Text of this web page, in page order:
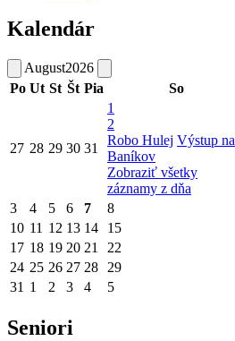
Kalendár
August2026
Po Ut St Št Pia So
27 28 29 30 31
1
2
Robo Hulej Výstup na
Baníkov
Zobraziť všetky
záznamy z dňa
3
4 5 6 7 8
10 11 12 13 14 15
17 18 19 20 21 22
24 25 26 27 28 29
31 1 2 3 4 5
Seniori